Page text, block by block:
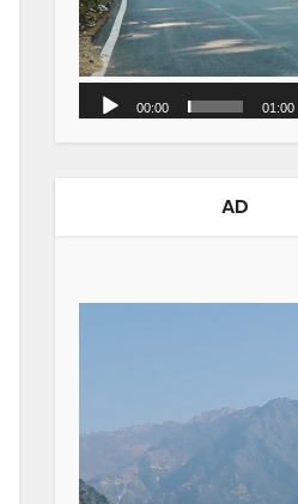
00:00 01:00
AD